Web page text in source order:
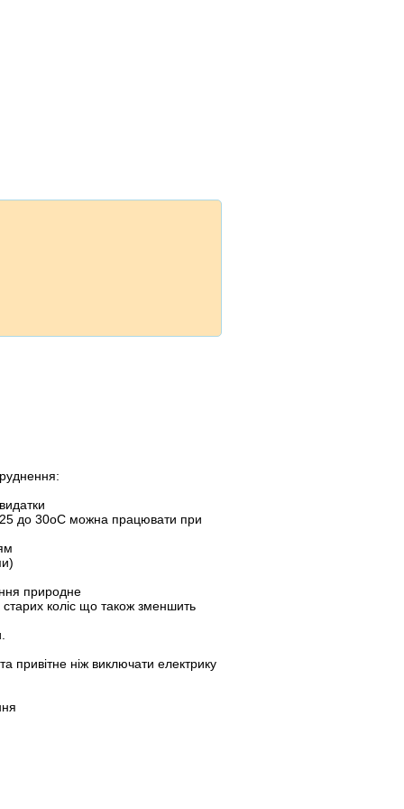
25 до 30оC можна працювати при
природне
коліс що також зменшить
привітне ніж виключати електрику